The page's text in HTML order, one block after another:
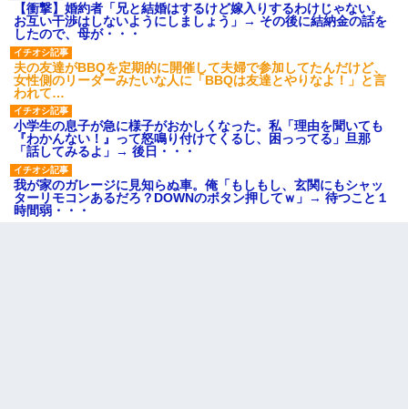
【衝撃】婚約者「兄と結婚はするけど嫁入りするわけじゃない。
お互い干渉はしないようにしましょう」→ その後に結納金の話を
したので、母が・・・
夫の友達がBBQを定期的に開催して夫婦で参加してたんだけど、
女性側のリーダーみたいな人に「BBQは友達とやりなよ！」と言
われて…
小学生の息子が急に様子がおかしくなった。私「理由を聞いても
『わかんない！』って怒鳴り付けてくるし、困っってる」旦那
「話してみるよ」→ 後日・・・
我が家のガレージに見知らぬ車。俺「もしもし、玄関にもシャッ
ターリモコンあるだろ？DOWNのボタン押してｗ」→ 待つこと１
時間弱・・・